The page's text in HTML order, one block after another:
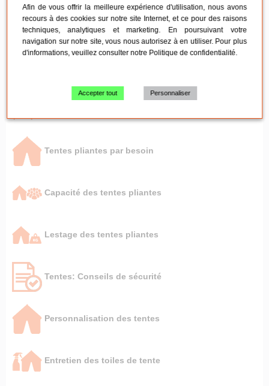
Chaises pliantes et empilables
Tentes pliantes par besoin
Capacité des tentes pliantes
Lestage des tentes pliantes
Tentes: Conseils de sécurité
Personnalisation des tentes
Entretien des toiles de tente
Afin de vous offrir la meilleure expérience d'utilisation, nous avons
recours à des cookies sur notre site Internet, et ce pour des raisons
techniques, analytiques et marketing. En poursuivant votre
navigation sur notre site, vous nous autorisez à en utiliser. Pour plus
d'informations, veuillez consulter notre Politique de confidentialité.
Accepter tout Personnaliser